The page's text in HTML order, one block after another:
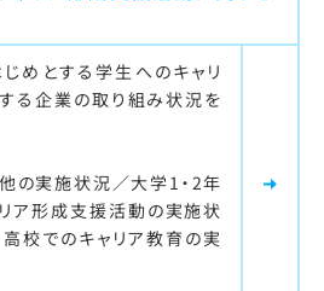
めとする学生へのキャリ
る企業の取り組み状況を
の実施状況／大学1・2年
ア形成支援活動の実施状
校でのキャリア教育の実